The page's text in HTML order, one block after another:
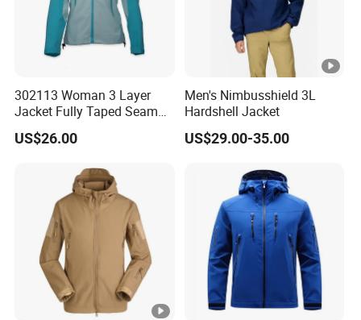
302113 Woman 3 Layer
Jacket Fully Taped Seam
Ready Stock
US$26.00
Men's Nimbusshield 3L
Hardshell Jacket
US$29.00-35.00